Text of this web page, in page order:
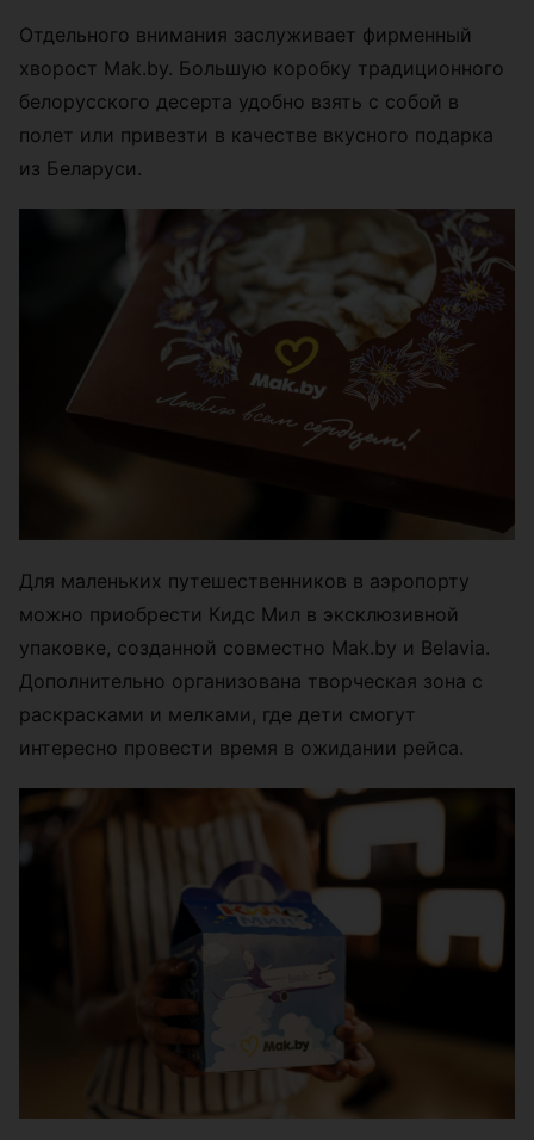
Отдельного внимания заслуживает фирменный
хворост Mak.by. Большую коробку традиционного
белорусского десерта удобно взять с собой в
полет или привезти в качестве вкусного подарка
из Беларуси.
Для маленьких путешественников в аэропорту
можно приобрести Кидс Мил в эксклюзивной
упаковке, созданной совместно Mak.by и Belavia.
Дополнительно организована творческая зона с
раскрасками и мелками, где дети смогут
интересно провести время в ожидании рейса.